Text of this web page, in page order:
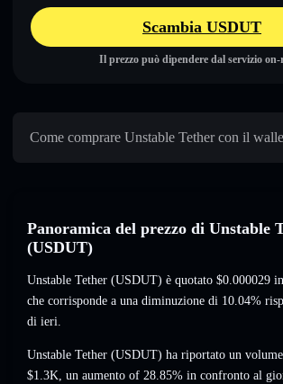
Scambia USDUT
Il prezzo può dipendere dal servizio
Come comprare Unstable Tether con il
Panoramica del prezzo di Unstable
(USDUT)
Unstable Tether (USDUT) è quotato $0.000029
che corrisponde a una diminuzione di 10.04%
di ieri.
Unstable Tether (USDUT) ha riportato un
$1.3K, un aumento of 28.85% in confronto al